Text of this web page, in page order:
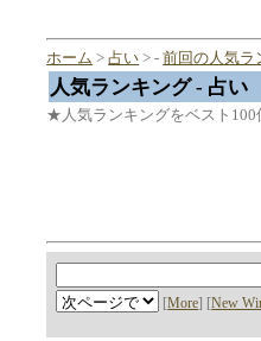
ホーム >占い > -前回の人気ラ
人気ランキング - 占い
★人気ランキングをベスト100
[More] [New